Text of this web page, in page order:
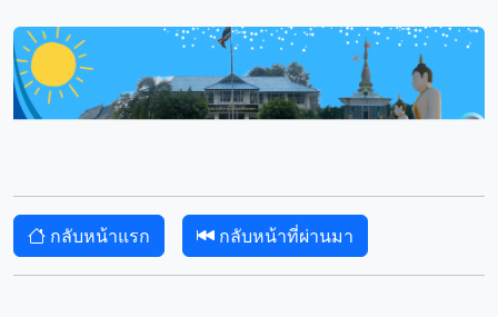
กลับหน้าแรก กลับหน้าที่ผ่านมา